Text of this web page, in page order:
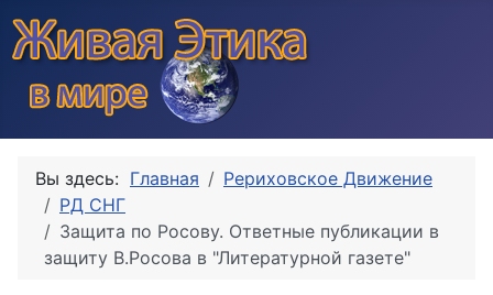
Вы здесь: Главная
Рериховское Движение
РД СНГ
Защита по Росову. Ответные публикации в
защиту В.Росова в "Литературной газете"